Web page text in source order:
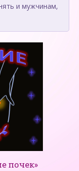
и мужчинам,
почек»